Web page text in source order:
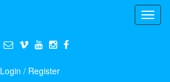
Login / Register